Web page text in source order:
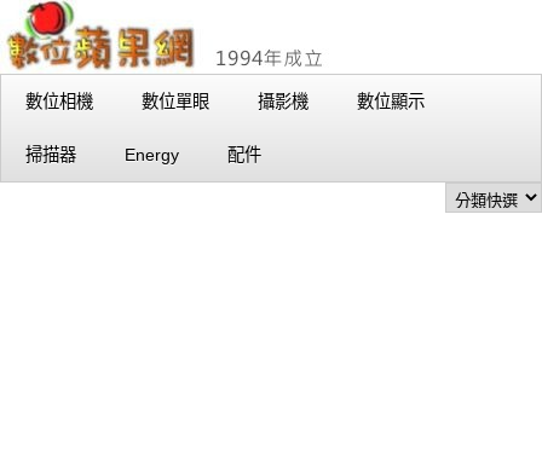
數位相機 數位單眼 攝影機 數位顯示
掃描器 Energy 配件